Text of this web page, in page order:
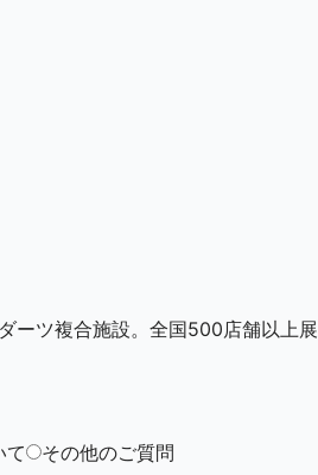
ツ複合施設。全国500店舗以上展
て
その他のご質問